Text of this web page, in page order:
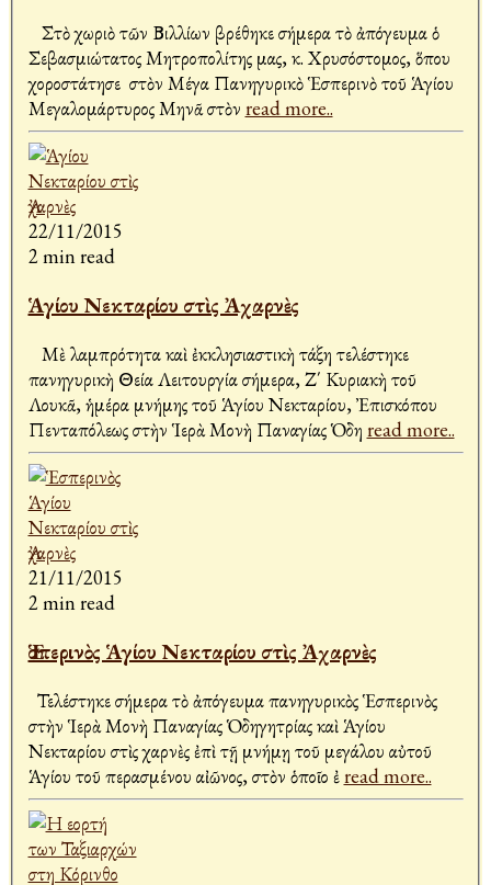
Στὸ χωριὸ τῶν Βιλλίων βρέθηκε σήμερα τὸ ἀπόγευμα ὁ
Σεβασμιώτατος Μητροπολίτης μας, κ. Χρυσόστομος, ὅπου
χοροστάτησε στὸν Μέγα Πανηγυρικὸ Ἑσπερινὸ τοῦ Ἁγίου
Μεγαλομάρτυρος Μηνᾶ στὸν read more..
22/11/2015
2 min read
Ἁγίου Νεκταρίου στὶς Ἀχαρνὲς
Μὲ λαμπρότητα καὶ ἐκκλησιαστικὴ τάξη τελέστηκε
πανηγυρικὴ Θεία Λειτουργία σήμερα, Ζ΄ Κυριακὴ τοῦ
Λουκᾶ, ἡμέρα μνήμης τοῦ Ἁγίου Νεκταρίου, Ἐπισκόπου
Πενταπόλεως στὴν Ἱερὰ Μονὴ Παναγίας Ὁδη read more..
21/11/2015
2 min read
Ἑσπερινὸς Ἁγίου Νεκταρίου στὶς Ἀχαρνὲς
Τελέστηκε σήμερα τὸ ἀπόγευμα πανηγυρικὸς Ἑσπερινὸς
στὴν Ἱερὰ Μονὴ Παναγίας Ὁδηγητρίας καὶ Ἁγίου
Νεκταρίου στὶς Ἀχαρνὲς ἐπὶ τῇ μνήμῃ τοῦ μεγάλου αὐτοῦ
Ἁγίου τοῦ περασμένου αἰῶνος, στὸν ὁποῖο ἐread more..